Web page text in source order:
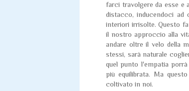
farci travolgere da esse e
distacco, inducendoci ad
interiori irrisolte. Questo
il nostro approccio alla
andare oltre il velo della
stessi, sarà naturale
quel punto l'empatia
più equilibrata. Ma
coltivato in noi.